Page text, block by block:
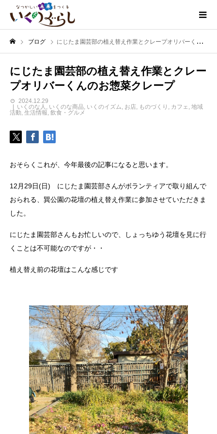
ブログ にじたま園芸部の植え替え作業とクレープオリバーくんのお惣菜クレープ
にじたま園芸部の植え替え作業とクレー
プオリバーくんのお惣菜クレープ
2024.12.29
いくのな人
いくのな商品 いくのイズム お店 ものづくり カフェ
地域
活動 生活情報 飲食・グルメ
おそらくこれが、今年最後の記事になると思います。
12月29日(日) にじたま園芸部さんがボランティアで取り組んで
おられる、巽公園の花壇の植え替え作業に参加させていただきま
した。
にじたま園芸部さんもお忙しいので、しょっちゆう花壇を見に行
くことは不可能なのですが・・
植え替え前の花壇はこんな感じです